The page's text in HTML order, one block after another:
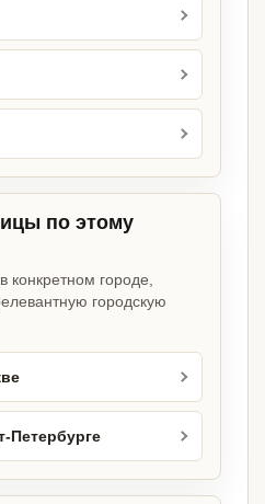
по этому
конкретном городе,
городскую
Петербурге